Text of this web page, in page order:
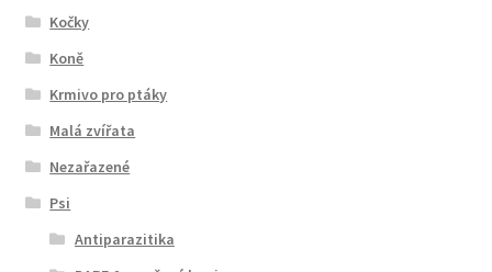
Kočky
Koně
Krmivo pro ptáky
Malá zvířata
Nezařazené
Psi
Antiparazitika